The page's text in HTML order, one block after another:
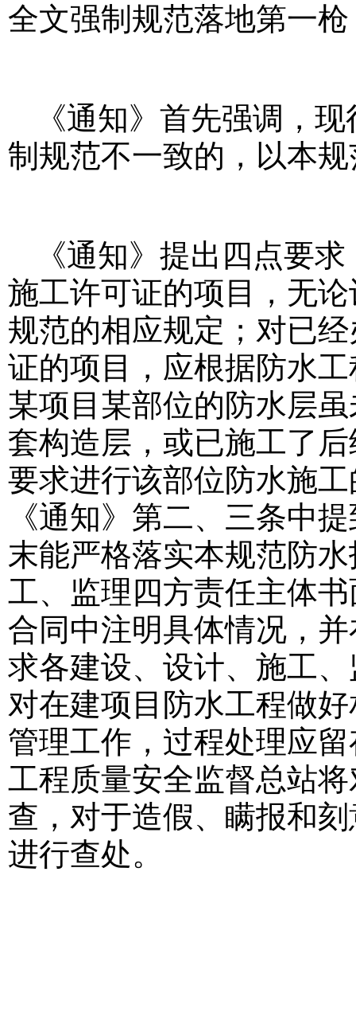
全文强制规范落地第一
《通知》首先强调，
制规范不一致的，以本
《通知》提出四点要
施工许可证的项目，无
规范的相应规定；对已
证的项目，应根据防水
某项目某部位的防水层
套构造层，或已施工了
要求进行该部位防水施
《通知》第二、三条中
末能严格落实本规范防
工、监理四方责任主体
合同中注明具体情况，
求各建设、设计、施工
对在建项目防水工程做
管理工作，过程处理应
工程质量安全监督总站
查，对于造假、瞒报和
进行查处。